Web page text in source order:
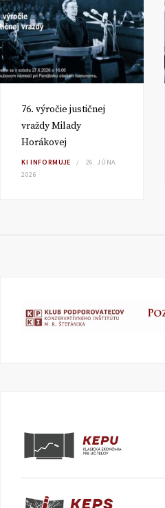
76. výročie justičnej
vraždy Milady
Horákovej
KI INFORMUJE
26. JÚNA
2026